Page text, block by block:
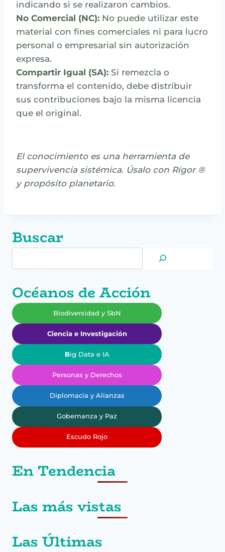
indicando si se realizaron cambios.
No Comercial (NC): No puede utilizar este
material con fines comerciales ni para lucro
personal o empresarial sin autorización
expresa.
Compartir Igual (SA): Si remezcla o
transforma el contenido, debe distribuir
sus contribuciones bajo la misma licencia
que el original.
El conocimiento es una herramienta de
supervivencia sistémica. Úsalo con Rigor ®
y propósito planetario.
Buscar
Océanos de Acción
Biodiversidad y SbN
Ciencia e Investigación
Big Data e IA
Personas y Derechos
Diplomacia y Alianzas
Gobernanza y Paz
Escudo Rojo
En Tendencia
Las más vistas
Las Últimas